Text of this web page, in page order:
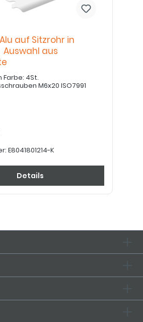
auf Sitzrohr in
aus
M6x20 ISO7991
E8041801214-K
Details